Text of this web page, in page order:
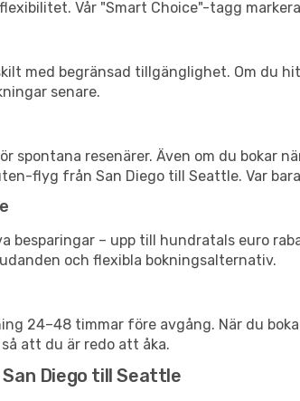
Vår "Smart Choice"-tagg
med begränsad tillgänglighet. Om
senare.
spontana resenärer. Även om du bokar
flyg från San Diego till Seattle. Var
besparingar – upp till hundratals euro
och flexibla bokningsalternativ.
24–48 timmar före avgång. När du
att du är redo att åka.
Diego till Seattle